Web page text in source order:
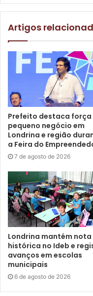
A restauração da Praça
Secretarias de
Iluminação.
Fotos: Divulgação
Etiquetas destaques
Artigos
Prefeito destaca força
pequeno negócio em
Londrina e região
a Feira do
7 de agosto de 2026
Londrina mantém nota
histórica no Ideb e
avanços em escolas
municipais
6 de agosto de 2026